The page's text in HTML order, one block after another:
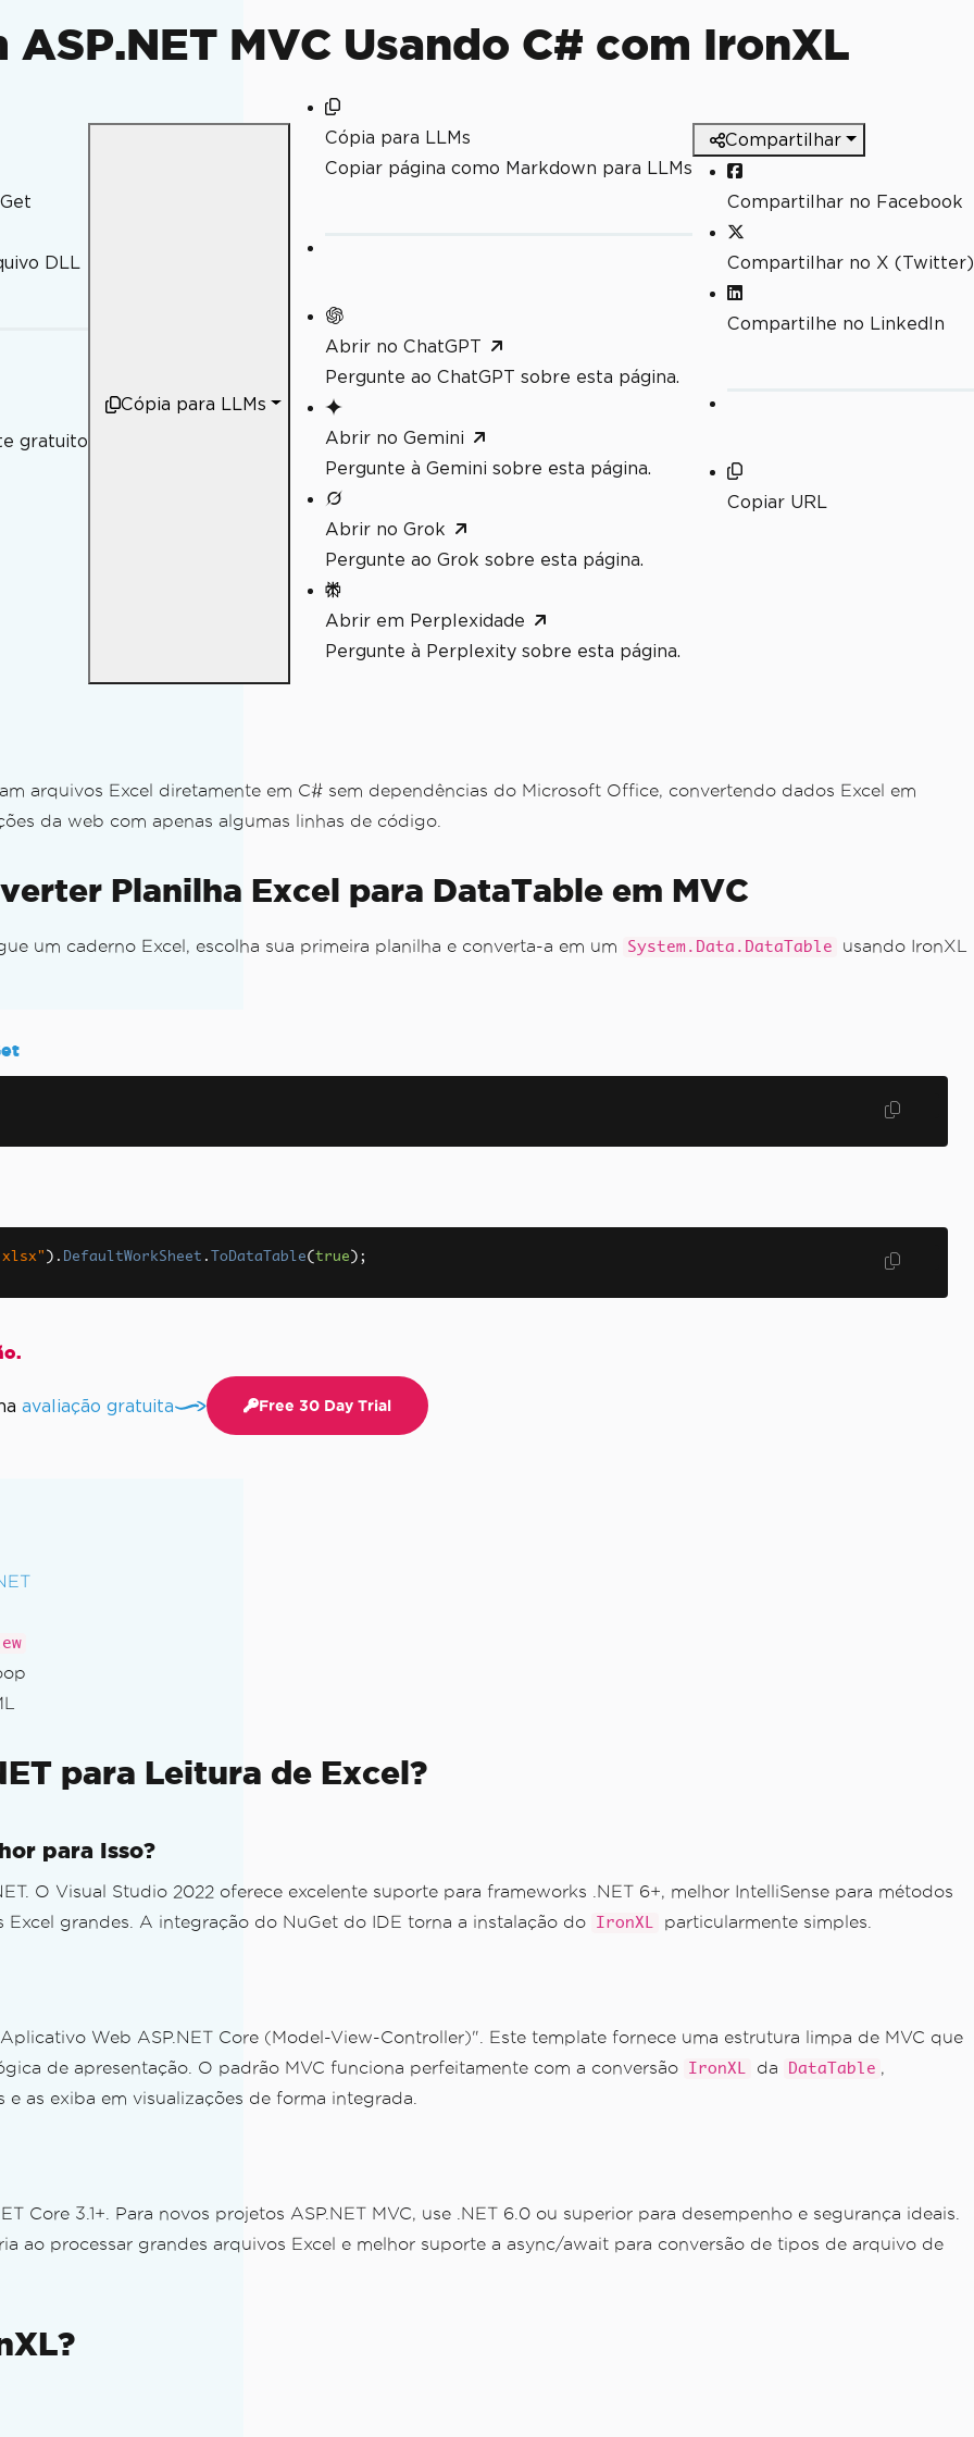
e colunas
de strings
MVC Usando C# com IronXL
DLL
gratuito
Cópia para LLMs
Cópia para LLMs
Copiar página como Markdown para LLMs
Abrir no ChatGPT
Pergunte ao ChatGPT sobre esta página.
Abrir no Gemini
Pergunte à Gemini sobre esta página.
Abrir no Grok
Pergunte ao Grok sobre esta página.
Abrir em Perplexidade
Pergunte à Perplexity sobre esta página.
Compartilhar
Compartilhar no Facebook
Compartilhar no X (Twitter)
Compartilhe no LinkedIn
Copiar URL
arquivos Excel diretamente em C# sem dependências do Microsoft Office, convertendo dados Excel em
da web com apenas algumas linhas de código.
Planilha Excel para DataTable em MVC
um caderno Excel, escolha sua primeira planilha e converta-a em um System.Data.DataTable
usando IronXL
). DefaultWorkSheet . ToDataTable( true );
avaliação gratuita Free 30 Day Trial
para Leitura de Excel?
para Isso?
O Visual Studio 2022 oferece excelente suporte para frameworks .NET 6+, melhor IntelliSense para métodos
grandes. A integração do NuGet do IDE torna a instalação do IronXL particularmente simples.
Web ASP.NET Core (Model-View-Controller)". Este template fornece uma estrutura limpa de MVC que
de apresentação. O padrão MVC funciona perfeitamente com a conversão
IronXL da DataTable ,
as exiba em visualizações de forma integrada.
Core 3.1+. Para novos projetos ASP.NET MVC, use .NET 6.0 ou superior para desempenho e segurança ideais.
ao processar grandes arquivos Excel e melhor suporte a async/await para conversão de tipos de arquivo de